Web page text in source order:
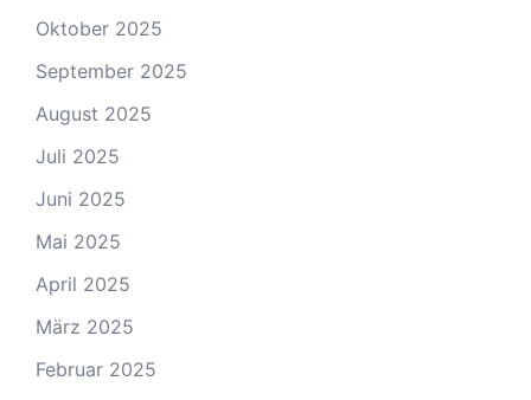
Oktober 2025
September 2025
August 2025
Juli 2025
Juni 2025
Mai 2025
April 2025
März 2025
Februar 2025